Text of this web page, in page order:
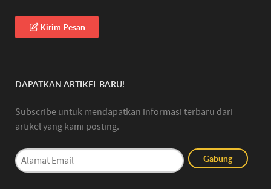
Kirim Pesan
DAPATKAN ARTIKEL BARU!
Subscribe untuk mendapatkan informasi terbaru dari
artikel yang kami posting.